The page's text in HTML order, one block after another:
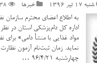
شنبه ۱۷ تیر ۱۳۹۶ خبرها
به اطلاع اعضای محترم سازمان
اداره کل دام‌پزشکی استان در
مواد غذایی با منشأ دامی»
چهارشنبه ۹۶/۴/۲۱ …